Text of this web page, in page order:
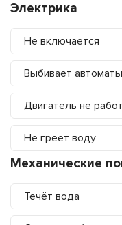
Электрика
Не включается
Выбивает автоматы
Двигатель не
Не греет воду
Механические
Течёт вода